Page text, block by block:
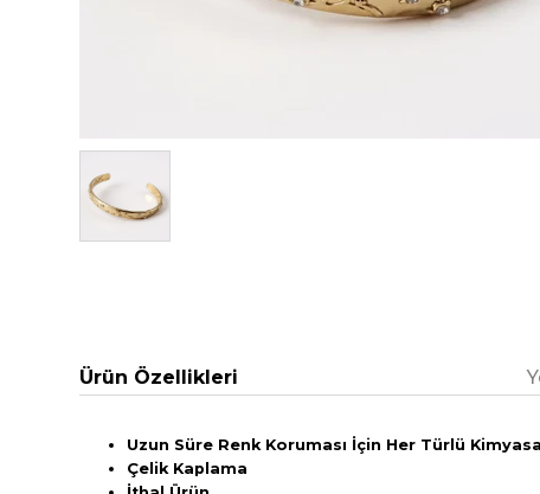
Ürün Özellikleri
Uzun Süre Renk Koruması İçin Her Türlü
Çelik Kaplama